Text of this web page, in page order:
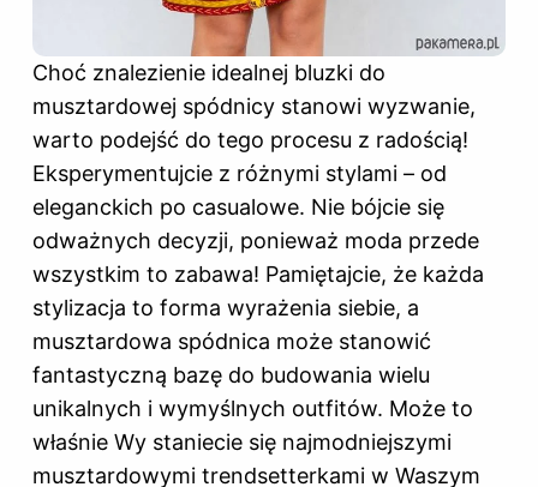
Choć znalezienie idealnej bluzki do
musztardowej spódnicy stanowi wyzwanie,
warto podejść do tego procesu z radością!
Eksperymentujcie z różnymi stylami – od
eleganckich po casualowe. Nie bójcie się
odważnych decyzji, ponieważ moda przede
wszystkim to zabawa! Pamiętajcie, że każda
stylizacja to forma wyrażenia siebie, a
musztardowa spódnica może stanowić
fantastyczną bazę do budowania wielu
unikalnych i wymyślnych outfitów. Może to
właśnie Wy staniecie się najmodniejszymi
musztardowymi trendsetterkami w Waszym